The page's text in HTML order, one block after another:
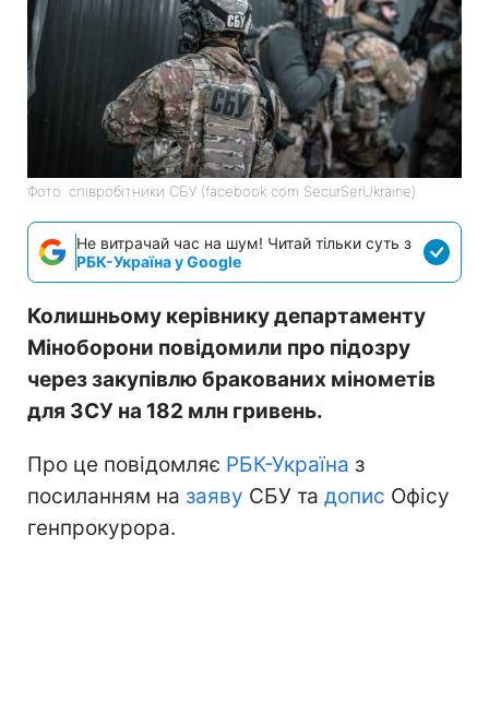
Фото: співробітники СБУ (facebook com SecurSerUkraine)
Не витрачай час на шум! Читай тільки суть з
РБК-Україна у Google
Колишньому керівнику департаменту
Міноборони повідомили про підозру
через закупівлю бракованих мінометів
для ЗСУ на 182 млн гривень.
Про це повідомляє РБК-Україна з
посиланням на заяву СБУ та допис Офісу
генпрокурора.